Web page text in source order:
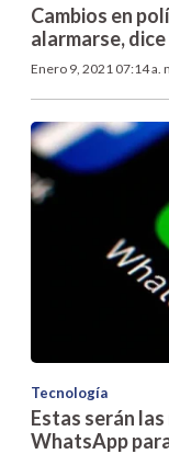
Cambios en
alarmarse,
Enero 9, 2021 07:14 a.
Tecnología
Estas serán
WhatsApp